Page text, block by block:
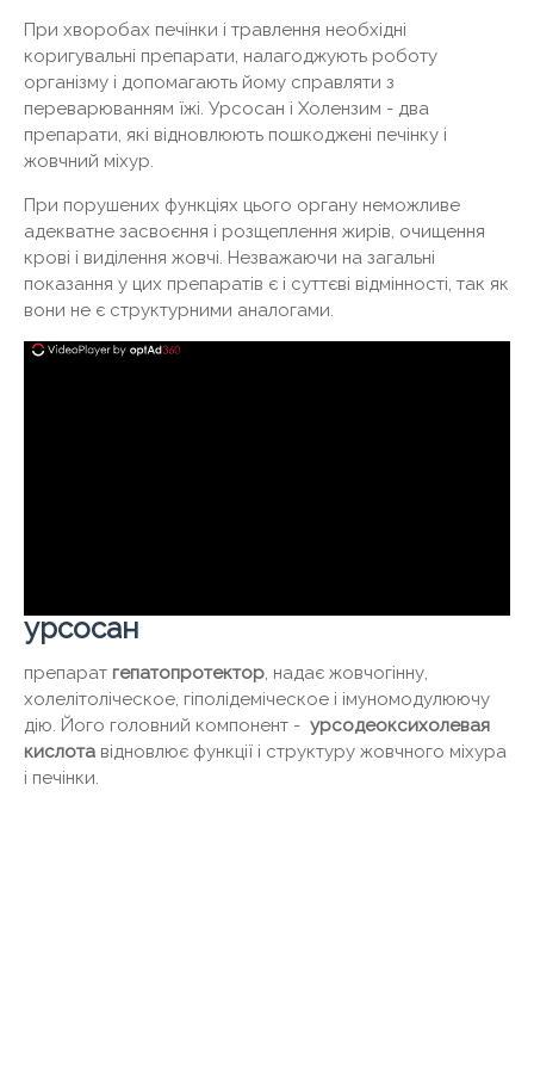
При хворобах печінки і травлення необхідні
коригувальні препарати, налагоджують роботу
організму і допомагають йому справляти з
переварюванням їжі. Урсосан і Холензим - два
препарати, які відновлюють пошкоджені печінку і
жовчний міхур.
При порушених функціях цього органу неможливе
адекватне засвоєння і розщеплення жирів, очищення
крові і виділення жовчі. Незважаючи на загальні
показання у цих препаратів є і суттєві відмінності, так як
вони не є структурними аналогами.
урсосан
препарат гепатопротектор , надає жовчогінну,
холелітоліческое, гіполідеміческое і імуномодулюючу
дію. Його головний компонент - урсодеоксихолевая
кислота відновлює функції і структуру жовчного міхура
і печінки.